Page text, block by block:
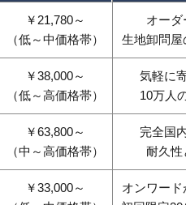
￥21,780～
（低～中価格帯）
オー
生地卸問
￥38,000～
（低～高価格帯）
気軽に
10万人
￥63,800～
（中～高価格帯）
完全国
耐久性
￥33,000～
オンワー